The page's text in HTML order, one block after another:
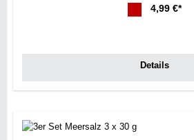
4,99 €*
Details